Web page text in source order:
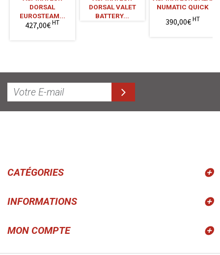
DORSAL
EUROSTEAM...
427,00€HT
DORSAL VALET
BATTERY...
NUMATIC QUICK
390,00€HT
CATÉGORIES
INFORMATIONS
MON COMPTE